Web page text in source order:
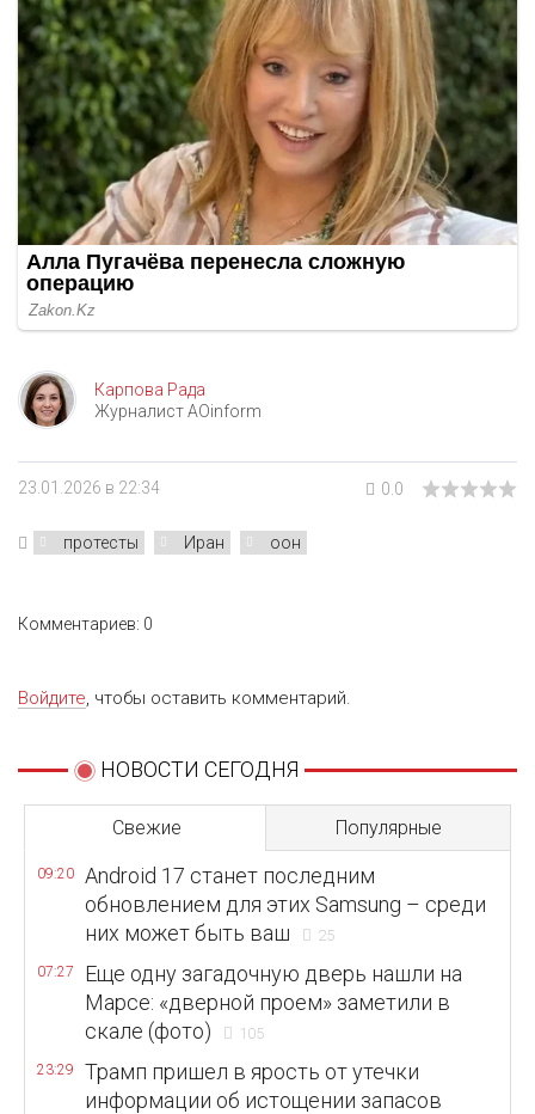
Карпова Рада
Журналист AOinform
23.01.2026 в 22:34 0.0
протесты Иран оон
Комментариев: 0
Войдите, чтобы оставить комментарий.
НОВОСТИ СЕГОДНЯ
Свежие Популярные
09:20
Android 17 станет последним
обновлением для этих Samsung – среди
них может быть ваш
25
07:27
Еще одну загадочную дверь нашли на
Марсе: «дверной проем» заметили в
скале (фото)
105
23:29
Трамп пришел в ярость от утечки
информации об истощении запасов